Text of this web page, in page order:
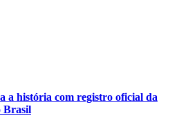
a história com registro oficial da
Brasil